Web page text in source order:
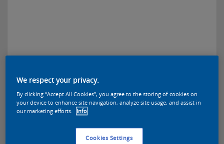
Sikkens Kleurselectie Grijzen
kleuren
Veelzijdig grijs.
We respect your privacy.
By clicking “Accept All Cookies”, you agree to the storing of cookies on
your device to enhance site navigation, analyze site usage, and assist in
our marketing efforts.
Info
Cookies Settings